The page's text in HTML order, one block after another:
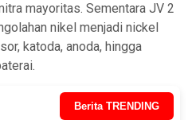
mayoritas. Sementara JV 2
nikel menjadi nickel
katoda, anoda, hingga
Berita TRENDING